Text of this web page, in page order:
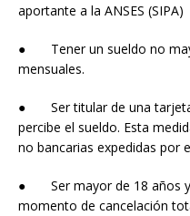
aportante a la ANSES (SIPA)
● Tener un sueldo no
mensuales.
● Ser titular de una tarjeta
percibe el sueldo. Esta
no bancarias expedidas por
● Ser mayor de 18 años y
momento de cancelación